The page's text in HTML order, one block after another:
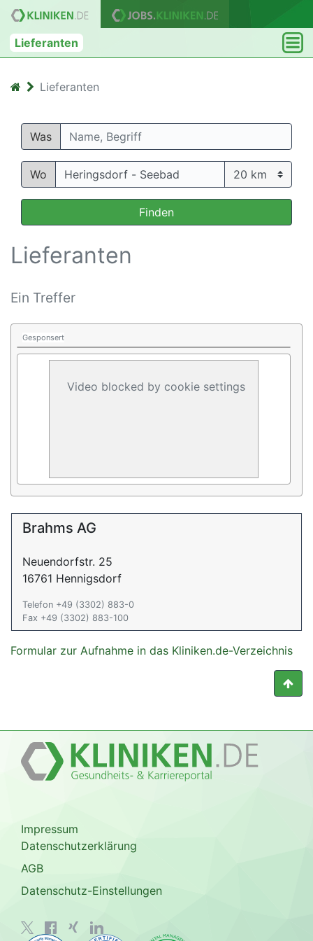
Lieferanten
Lieferanten
Was
Wo
Finden
Lieferanten
Ein Treffer
Gesponsert
Video blocked by cookie settings
Brahms AG
Neuendorfstr. 25
16761 Hennigsdorf
Telefon +49 (3302) 883-0
Fax +49 (3302) 883-100
Formular zur Aufnahme in das Kliniken.de-Verzeichnis
Impressum
Datenschutzerklärung
AGB
Datenschutz-Einstellungen